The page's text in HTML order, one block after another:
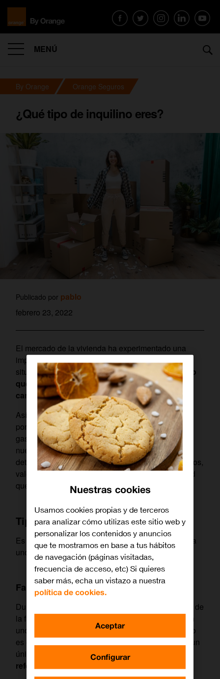
MENÚ
By Orange Orange Seguros
¿Qué tipo de inquilino eres?
Publicado por pablo
febrero 23, 2022
El mercado de la vivienda ha experimentado una
importante transformación en los últimos años,
situación que ha originado que elperfil del usuario
que alquila una casa en vez de comprarla haya
cambiado.
Así, quienes se decantan por esta fórmula lo hacen
por distintas razones: no pueden hacer frente a los
gastos iniciales que implica la adquisición de una
nueva residencia, prefieren evitar el pago de
determinados impuestos a los que estarían obligados,
valoran por encima de todo la sensación de libertad
que la idea de sentirse atados a una hipoteca…
Tipos de inquilinos
Es posible distinguir cuatro tipos de inquilinos, cada
uno con sus características.
Familias
Durante mucho tiempo, la imagen que se ha tenido de
la familia era la de una pareja (hombre y mujer) con
uno o varios hijos. Sin embargo, este estereotipo no
es exclusivo y, al igual que no se puede hablar de un
único perfil de inquilino,tampoco es posible
referirse a un solo tipo de familia
Nuestras cookies
Usamos cookies propias y de terceros
para analizar cómo utilizas este sitio web y
personalizar los contenidos y anuncios
que te mostramos en base a tus hábitos
de navegación (páginas visitadas,
frecuencia de acceso, etc) Si quieres
saber más, echa un vistazo a nuestra
política de cookies.
Configurar
Aceptar